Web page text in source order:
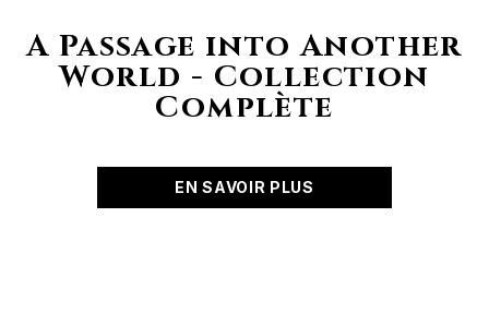
A Passage into Another
World - Collection
Complète
EN SAVOIR PLUS